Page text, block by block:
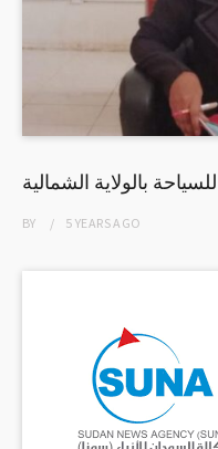
بالولاية الشمالية
BY 5 YEARSAGO